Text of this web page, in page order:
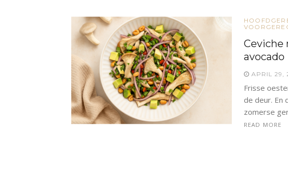
Ceviche
avocado
APRIL 29,
Frisse
de deur. En
zomerse
READ MORE